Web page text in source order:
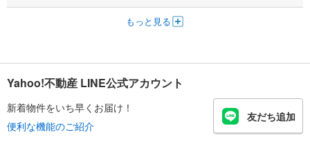
もっと見る
Yahoo!不動産 LINE公式アカウント
新着物件をいち早くお届け！
便利な機能のご紹介
友だち追加